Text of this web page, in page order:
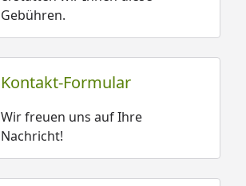
Gebühren.
Kontakt-Formular
Wir freuen uns auf Ihre
Nachricht!